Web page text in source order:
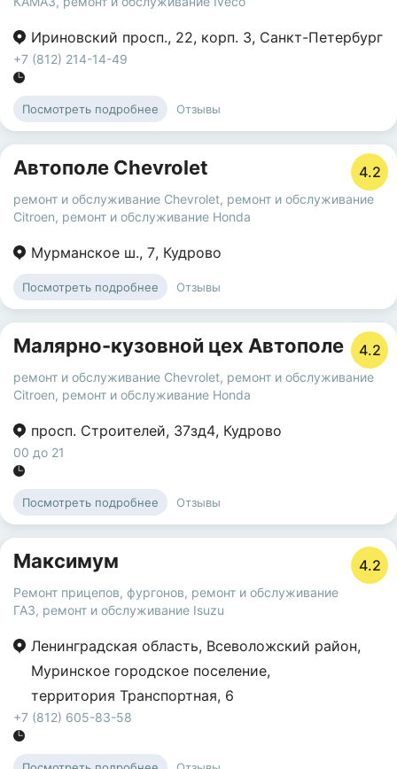
Ириновский просп., 22, корп. 3, Санкт-Петербург
+7 (812) 214-14-49
Посмотреть подробнее Отзывы
Автополе Chevrolet 4.2
ремонт и обслуживание Chevrolet, ремонт и обслуживание
Citroen, ремонт и обслуживание Honda
Мурманское ш., 7, Кудрово
Посмотреть подробнее Отзывы
Малярно-кузовной цех Автополе 4.2
ремонт и обслуживание Chevrolet, ремонт и обслуживание
Citroen, ремонт и обслуживание Honda
просп. Строителей, 37зд4, Кудрово
00 до 21
Посмотреть подробнее Отзывы
Максимум 4.2
Ремонт прицепов, фургонов, ремонт и обслуживание
ГАЗ, ремонт и обслуживание Isuzu
Ленинградская область, Всеволожский район,
Муринское городское поселение,
территория Транспортная, 6
+7 (812) 605-83-58